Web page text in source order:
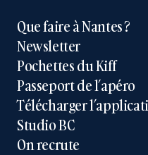
Que faire à Nantes ?
Newsletter
Pochettes du Kiff
Passeport de l’apéro
Télécharger
Studio BC
On recrute